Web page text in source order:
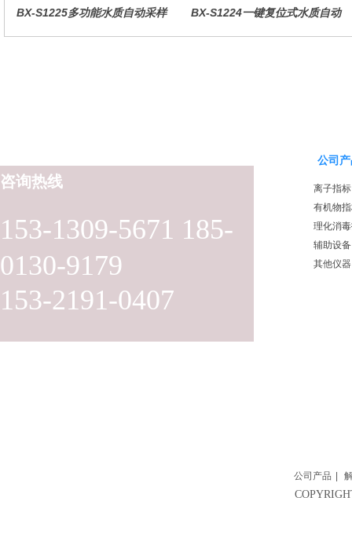
BX-S1225多功能水质自动采样
BX-S1224一键复位式水质自动
153-1309-5671 185-
0130-9179
153-2191-0407
咨询热线
公司
离子指标
有机物
理化消
辅助设备
其他仪器
公司产品